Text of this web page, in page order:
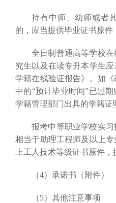
持有中师、幼师或者
的，应当提供毕业证书原件
全日制普通高等学校
究生以及在读专升本学生
学籍在线验证报告》。如《
中的“预计毕业时间”已过
学籍管理部门出具的学籍证
报考中等职业学校实
相当于助理工程师及以上
上工人技术等级证书原件，
（4）承诺书（附件）
（5）其他注意事项